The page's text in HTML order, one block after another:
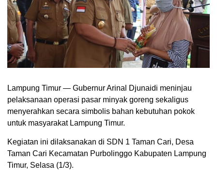
Lampung Timur — Gubernur Arinal Djunaidi meninjau
pelaksanaan operasi pasar minyak goreng sekaligus
menyerahkan secara simbolis bahan kebutuhan pokok
untuk masyarakat Lampung Timur.
Kegiatan ini dilaksanakan di SDN 1 Taman Cari, Desa
Taman Cari Kecamatan Purbolinggo Kabupaten Lampung
Timur, Selasa (1/3).